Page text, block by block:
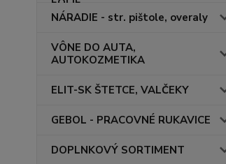
NÁRADIE - str. pištole, overaly
VÔNE DO AUTA,
AUTOKOZMETIKA
ELIT-SK ŠTETCE, VALČEKY
GEBOL - PRACOVNÉ RUKAVICE
DOPLNKOVÝ SORTIMENT